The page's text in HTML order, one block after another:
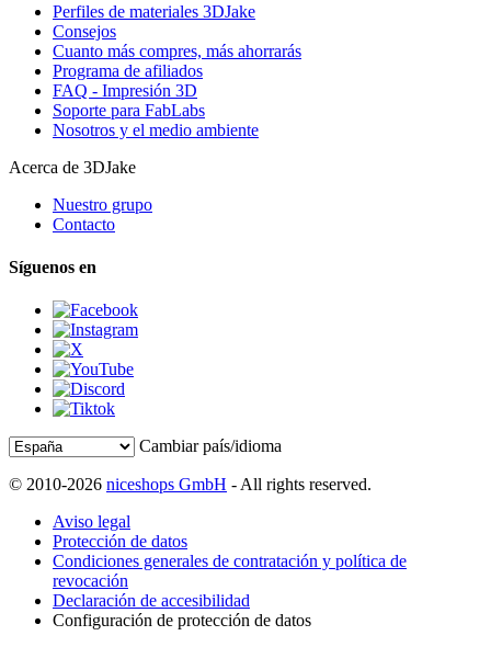
Perfiles de materiales 3DJake
Consejos
Cuanto más compres, más ahorrarás
Programa de afiliados
FAQ - Impresión 3D
Soporte para FabLabs
Nosotros y el medio ambiente
Acerca de 3DJake
Nuestro grupo
Contacto
Síguenos en
Cambiar país/idioma
© 2010-2026 niceshops GmbH - All rights reserved.
Aviso legal
Protección de datos
Condiciones generales de contratación y política de
revocación
Declaración de accesibilidad
Configuración de protección de datos